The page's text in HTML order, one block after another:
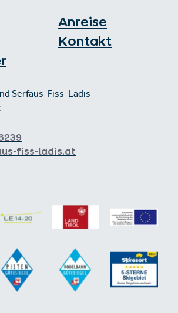
Anreise
Kontakt
Serfaus-Fiss-Ladis
fiss-ladis.at